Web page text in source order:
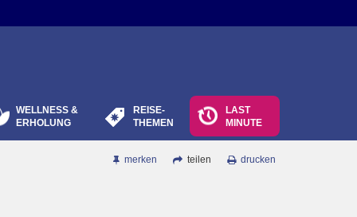
WELLNESS &
ERHOLUNG
REISE-
THEMEN
LAST
MINUTE
drucken
teilen
merken